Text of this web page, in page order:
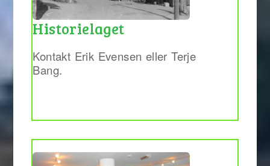
Historielaget
Kontakt Erik Evensen eller Terje
Bang.